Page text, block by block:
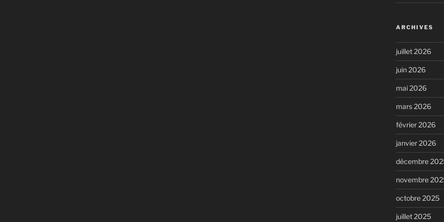
ARCHIVES
juillet 2026
juin 2026
mai 2026
mars 2026
février 2026
janvier 2026
décembre
novembre
octobre 2025
juillet 2025